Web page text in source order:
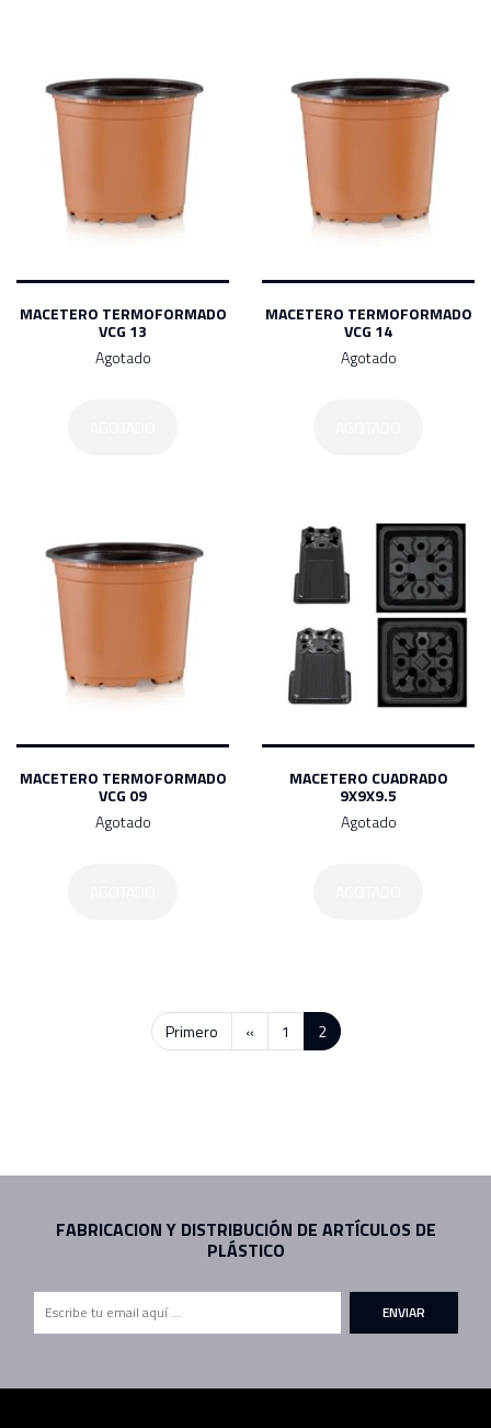
Ir aCATEGORIAS
MACETERO TERMOFORMADO
VCG 13
Agotado
MACETERO TERMOFORMADO
VCG 14
Agotado
MACETERO TERMOFORMADO
VCG 09
Agotado
MACETERO CUADRADO
9X9X9.5
Agotado
Primero « 1 2
FABRICACION Y DISTRIBUCIÓN DE ARTÍCULOS DE
PLÁSTICO
ENVIAR